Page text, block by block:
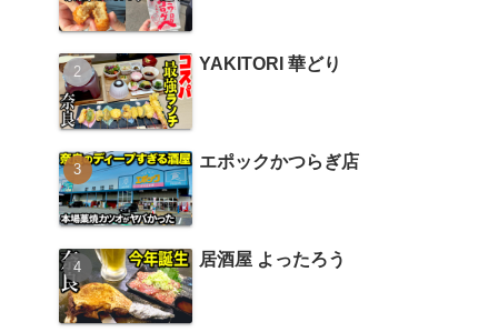
YAKITORI 華どり
エポックかつらぎ店
居酒屋 よったろう